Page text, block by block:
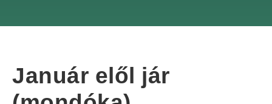
Január elől jár